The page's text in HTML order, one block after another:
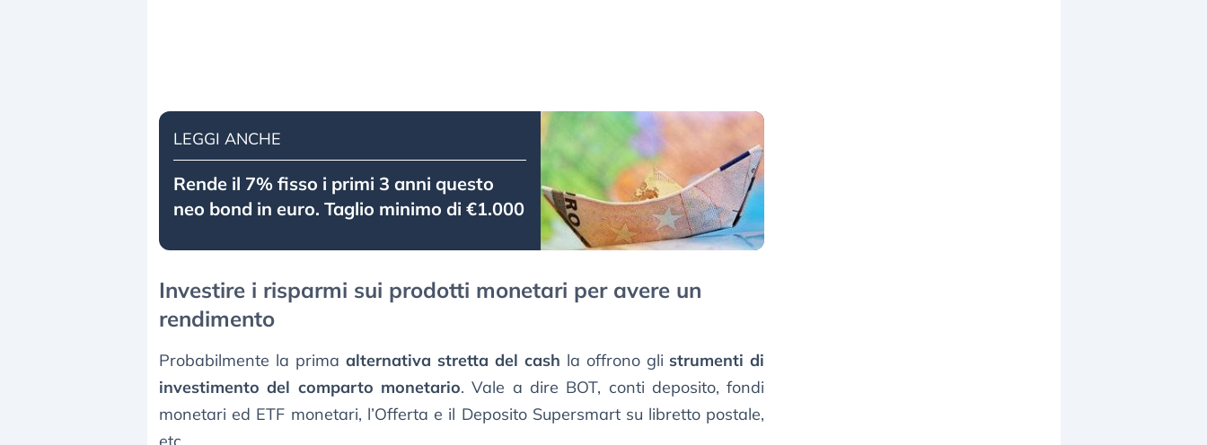
LEGGI ANCHE
Rende il 7% fisso i primi 3 anni questo
neo bond in euro. Taglio minimo di €1.000
Investire i risparmi sui prodotti monetari per avere un
rendimento
Probabilmente la prima alternativa stretta del cash la offrono gli strumenti di
investimento del comparto monetario. Vale a dire BOT, conti deposito, fondi
monetari ed ETF monetari, l’Offerta e il Deposito Supersmart su libretto postale,